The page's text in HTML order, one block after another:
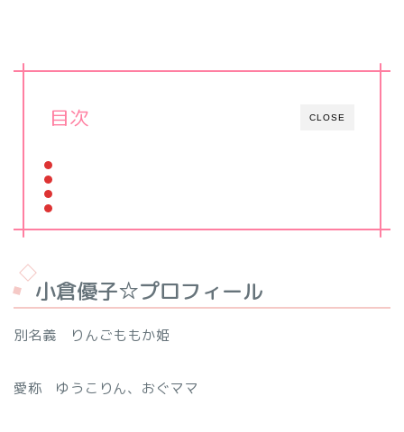
CLOSE
目次
小倉優子☆プロフィール
別名義 りんごももか姫
愛称 ゆうこりん、おぐママ